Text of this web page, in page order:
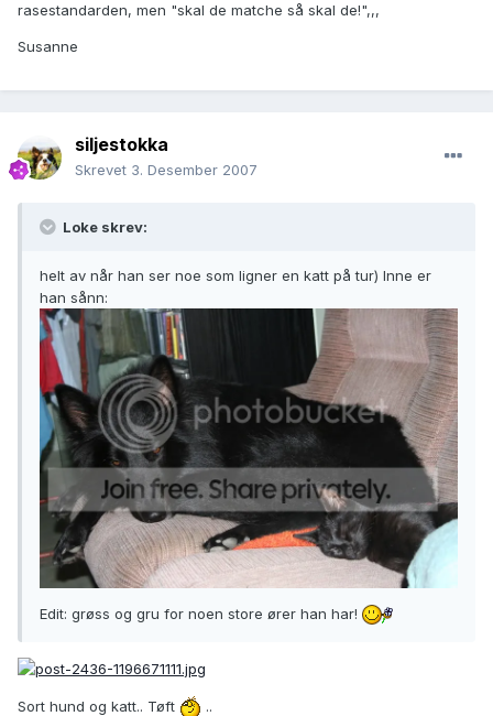
rasestandarden, men "skal de matche så skal de!",,,
Susanne
siljestokka
Skrevet 3. Desember 2007
Loke skrev:
helt av når han ser noe som ligner en katt på tur) Inne er
han sånn:
Edit: grøss og gru for noen store ører han har!
Sort hund og katt.. Tøft ..